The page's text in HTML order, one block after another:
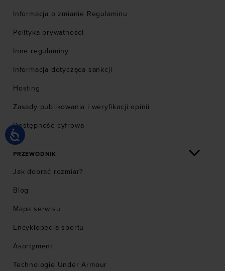
Informacja o zmianie Regulaminu
Polityka prywatności
Inne regulaminy
Informacja dotycząca sankcji
Hosting
Zasady publikowania i weryfikacji opinii
Dostępność cyfrowa
PRZEWODNIK
Jak dobrać rozmiar?
Blog
Mapa serwisu
Encyklopedia sportu
Asortyment
Technologie Under Armour